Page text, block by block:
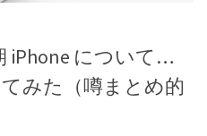
iPhone について…
みた（噂まとめ的